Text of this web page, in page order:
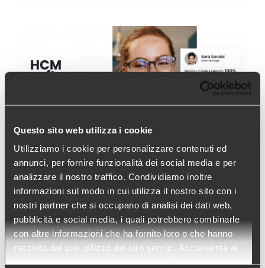
Questo sito web utilizza i cookie
Utilizziamo i cookie per personalizzare contenuti ed
annunci, per fornire funzionalità dei social media e per
analizzare il nostro traffico. Condividiamo inoltre
informazioni sul modo in cui utilizza il nostro sito con i
nostri partner che si occupano di analisi dei dati web,
pubblicità e social media, i quali potrebbero combinarle
con altre informazioni che ha fornito loro o che hanno
raccolto dal suo utilizzo dei loro servizi. Acconsenta ai
nostri cookie se continua ad utilizzare il nostro sito web.
Talentum – Applicant Ranking
System
Talentum è una soluzione end-to-end completa e
intuitiva che permette al reparto HR di acquisire,